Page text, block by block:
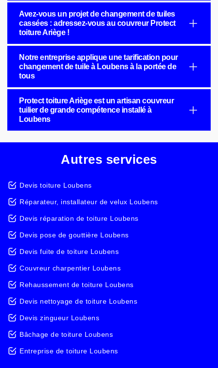
Avez-vous un projet de changement de tuiles
cassées : adressez-vous au couvreur Protect
toiture Ariège !
Notre entreprise applique une tarification pour
changement de tuile à Loubens à la portée de
tous
Protect toiture Ariège est un artisan couvreur
tuilier de grande compétence installé à
Loubens
Autres services
Devis toiture Loubens
Réparateur, installateur de velux Loubens
Devis réparation de toiture Loubens
Devis pose de gouttière Loubens
Devis fuite de toiture Loubens
Couvreur charpentier Loubens
Rehaussement de toiture Loubens
Devis nettoyage de toiture Loubens
Devis zingueur Loubens
Bâchage de toiture Loubens
Entreprise de toiture Loubens